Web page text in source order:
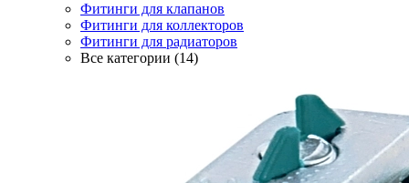
Фитинги для клапанов
Фитинги для коллекторов
Фитинги для радиаторов
Все категории (14)